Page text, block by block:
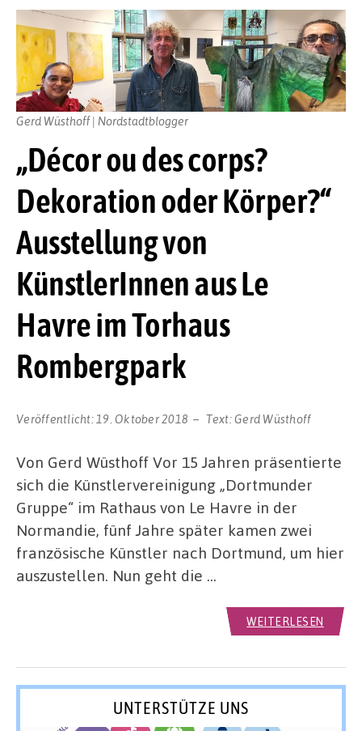
„Décor ou des corps?
Dekoration oder Körper?“
Ausstellung von
KünstlerInnen aus Le
Havre im Torhaus
Rombergpark
Veröffentlicht: 19. Oktober 2018 Text:Gerd Wüsthoff
Gerd Wüsthoff | Nordstadtblogger
Von Gerd Wüsthoff Vor 15 Jahren präsentierte
sich die Künstlervereinigung „Dortmunder
Gruppe“ im Rathaus von Le Havre in der
Normandie, fünf Jahre später kamen zwei
französische Künstler nach Dortmund, um hier
auszustellen. Nun geht die …
WEITERLESEN
UNTERSTÜTZE UNS